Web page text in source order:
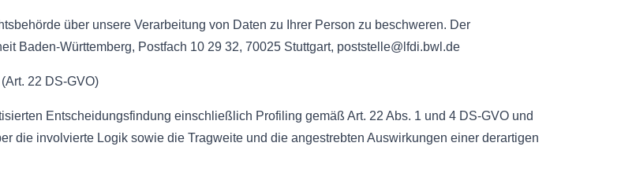
über unsere Verarbeitung von Daten zu Ihrer Person zu beschweren. Der
Baden-Württemberg, Postfach 10 29 32, 70025 Stuttgart, poststelle@lfdi.bwl.de
22 DS-GVO)
Entscheidungsfindung einschließlich Profiling gemäß Art. 22 Abs. 1 und 4 DS-GVO und
die involvierte Logik sowie die Tragweite und die angestrebten Auswirkungen einer derartigen